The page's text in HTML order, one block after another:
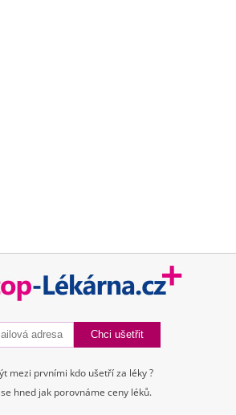
ochrany osobních údajů
Blog
Příčiny a léčba průjmu